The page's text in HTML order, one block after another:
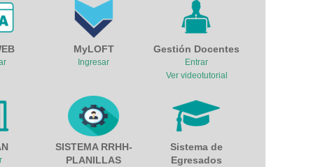
MyLOFT
Ingresar
Gestión Docentes
Entrar
Ver videotutorial
SISTEMA RRHH-
PLANILLAS
Sistema de
Egresados